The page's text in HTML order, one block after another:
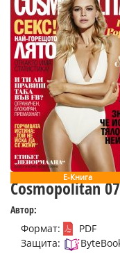
Е-Книга
Cosmopolitan
Автор:
Формат:
PDF
Защита: